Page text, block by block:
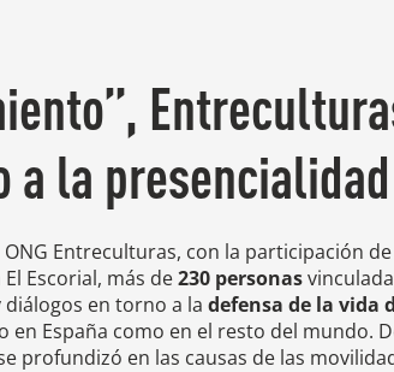
a la presencialidad
Entreculturas, con la participación
Escorial, más de230 personas
diálogos en torno a la defensa de la vida
España como en el resto del mundo.
profundizó en las causas de las